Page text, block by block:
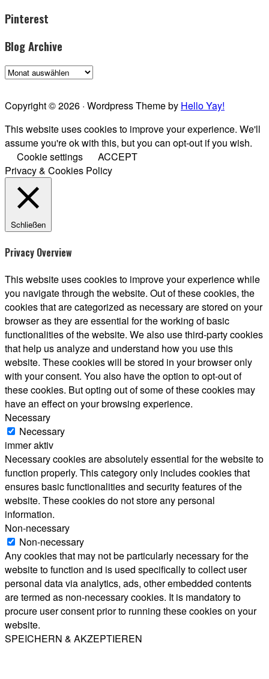
Pinterest
Blog Archive
Blog
Copyright © 2026 · Wordpress Theme by Hello Yay!
This website uses cookies to improve your experience. We'll
assume you're ok with this, but you can opt-out if you wish.
Cookie settings
ACCEPT
Privacy & Cookies Policy
Schließen
Privacy Overview
This website uses cookies to improve your experience while
you navigate through the website. Out of these cookies, the
cookies that are categorized as necessary are stored on your
browser as they are essential for the working of basic
functionalities of the website. We also use third-party cookies
that help us analyze and understand how you use this
website. These cookies will be stored in your browser only
with your consent. You also have the option to opt-out of
these cookies. But opting out of some of these cookies may
have an effect on your browsing experience.
Necessary
Necessary
immer aktiv
Necessary cookies are absolutely essential for the website to
function properly. This category only includes cookies that
ensures basic functionalities and security features of the
website. These cookies do not store any personal
information.
Non-necessary
Non-necessary
Any cookies that may not be particularly necessary for the
website to function and is used specifically to collect user
personal data via analytics, ads, other embedded contents
are termed as non-necessary cookies. It is mandatory to
procure user consent prior to running these cookies on your
website.
SPEICHERN & AKZEPTIEREN